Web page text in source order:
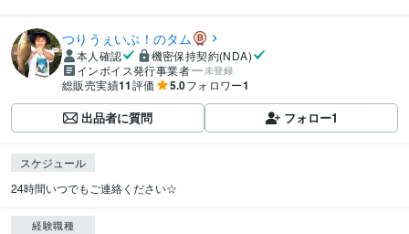
つりうぇいぶ！のタム
本人確認
機密保持契約(NDA)
インボイス発行事業者
未登録
総販売実績11評価 5.0フォロワー1
出品者に質問 フォロー1
スケジュール
24時間いつでもご連絡ください☆
経験職種